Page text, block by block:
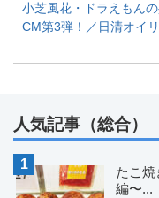
小芝風花・ドラえもん
CM第3弾！／日清オイ
人気記事（総合）
たこ
編〜...